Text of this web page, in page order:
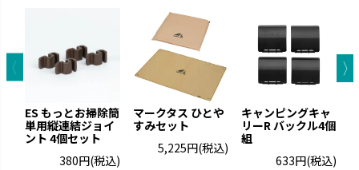
ES もっとお掃除簡
単用縦連結ジョイ
ント 4個セット
380円(税込)
マークタス ひとや
すみセット
5,225円(税込)
キャンピングキャ
リーR バックル4個
組
633円(税込)